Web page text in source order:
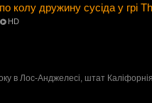
колу дружину сусіда у грі
HD
Лос-Анджелесі, штат